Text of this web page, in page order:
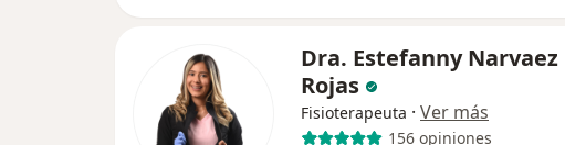
Dra. Estefanny Narvaez
Rojas
Fisioterapeuta · Ver más
156 opiniones